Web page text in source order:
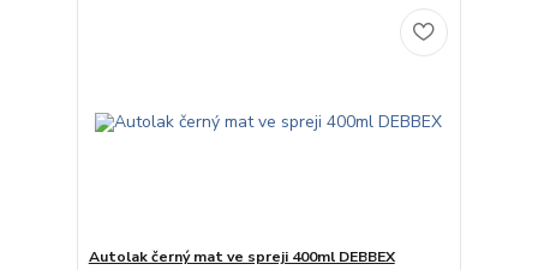
Autolak černý mat ve spreji 400ml DEBBEX